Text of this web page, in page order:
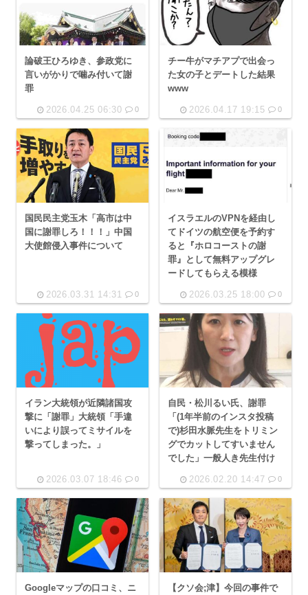
論破王ひろゆき、参政党に
言いがかりで噛み付いて謝
罪
2026.04.25 06:30 0
チー牛がマチアプで出会っ
た女の子とデートした結果
www
2026.04.17 19:15 0
国民民主党玉木「高市は中
国に謝罪しろ！！！」中国
大使館侵入事件について
2026.03.31 14:31 0
イスラエルのVPNを経由し
てドイツの航空便を予約す
ると『ホロコーストの謝
罪』として無料アップグレ
ードしてもらえる模様
2026.03.25 18:00 0
イラン大統領が近隣諸国攻
撃に「謝罪」大統領「手違
いにより誤ってミサイルを
撃ってしまった。」
2026.03.07 18:46 0
自民・松川るい氏、謝罪
「(1年半前のインスタ投稿
で)杉田水脈先生をトリミン
グでカットしてすいません
でした」一般人き先生付け
2026.02.20 14:47 0
Googleマップの口コミ、ニ
【クソ会;津】今回の事件で